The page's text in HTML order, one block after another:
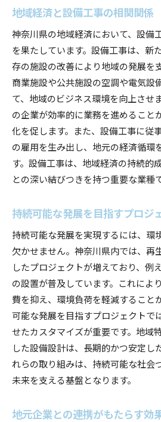
地域経済と設備工事の相関関係
神奈川県の地域経済において、設備
を果たしています。設備工事は、新
存の施設の改善により地域の発展を
商業施設や公共施設の空調や電気設
て、地域のビジネス環境を向上させ
の企業が効率的に業務を進めること
化を促します。また、設備工事に従
の雇用を生み出し、地元の経済循環
す。設備工事は、地域経済の持続的
との深い結びつきを持つ重要な業種で
持続可能な発展を目指すプロジ
持続可能な発展を実現するには、環
欠かせません。神奈川県内では、再
したプロジェクトが増えており、例
の設置が普及しています。これによ
費を抑え、環境負荷を軽減すること
可能な発展を目指すプロジェクトで
せたカスタマイズが重要です。地域
した設備設計は、長期的かつ安定し
れらの取り組みは、持続可能な社会
未来を支える基盤となります。
地元企業との連携がもたらす効